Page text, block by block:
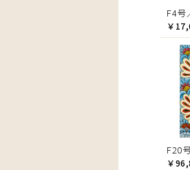
F4号
￥
F20
￥